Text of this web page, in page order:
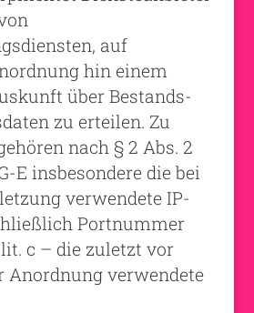
auf
hin einem
über Bestands-
zu erteilen. Zu
nach § 2 Abs. 2
E insbesondere die bei
verwendete IP-
Portnummer
c – die zuletzt vor
Anordnung verwendete